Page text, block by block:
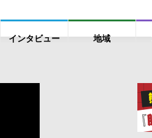
インタビュー 地域